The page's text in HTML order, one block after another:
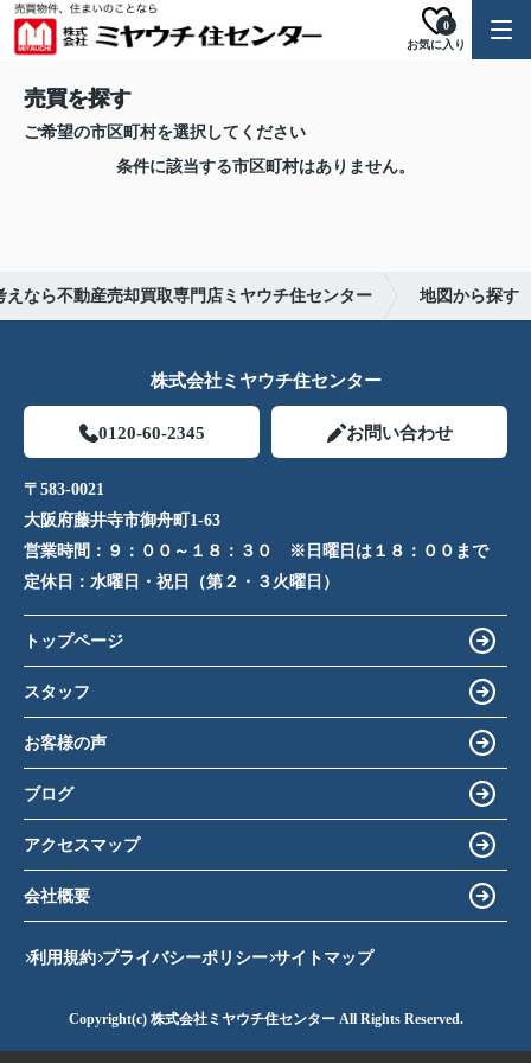
お気に入り
0
売買を探す
ご希望の市区町村を選択してください
条件に該当する市区町村はありません。
なら不動産売却買取専門店ミヤウチ住センター 地図から探す
株式会社ミヤウチ住センター
0120-60-2345 お問い合わせ
〒583-0021
大阪府藤井寺市御舟町1-63
営業時間： ９：００～１８：３０ ※日曜日は１８：００まで
定休日： 水曜日・祝日（第２・３火曜日）
トップページ
スタッフ
お客様の声
ブログ
アクセスマップ
会社概要
利用規約 プライバシーポリシー サイトマップ
Copyright(c) 株式会社ミヤウチ住センター All Rights Reserved.